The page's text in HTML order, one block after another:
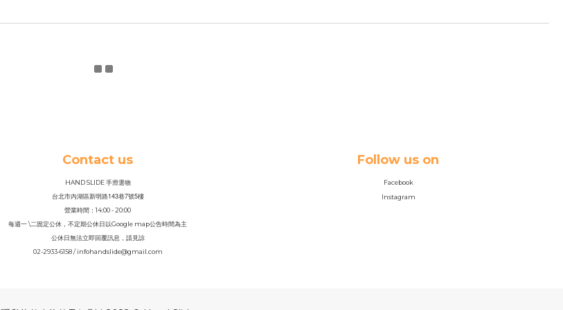
Contact us
HAND SLIDE 手滑選物
台北市內湖區新明路143巷7號5樓
營業時間：14:00 - 20:00
每週一 \二固定公休，不定期公休日以Google map公告時間為主
公休日無法立即回覆訊息，請見諒
02-2933-6158 / infohandslide@gmail.com
Follow us on
Facebook
Instagram